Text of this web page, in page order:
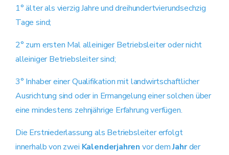
1° älter als vierzig Jahre und dreihundertvierundsechzig
Tage sind;
2° zum ersten Mal alleiniger Betriebsleiter oder nicht
alleiniger Betriebsleiter sind;
3° Inhaber einer Qualifikation mit landwirtschaftlicher
Ausrichtung sind oder in Ermangelung einer solchen über
eine mindestens zehnjährige Erfahrung verfügen.
Die Erstniederlassung als Betriebsleiter erfolgt
innerhalb von zwei Kalenderjahren vor demJahrder